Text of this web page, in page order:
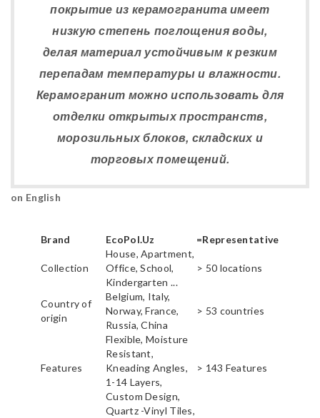
покрытие из керамогранита имеет
низкую степень поглощения воды,
делая материал устойчивым к резким
перепадам температуры и влажности.
Керамогранит можно использовать для
отделки открытых пространств,
морозильных блоков, складских и
торговых помещений.
on English
Brand EcoPol.Uz =Representative
Collection
House, Apartment,
Office, School,
Kindergarten ...
> 50 locations
Country of
origin
Belgium, Italy,
Norway, France,
Russia, China
> 53 countries
Features
Flexible, Moisture
Resistant,
Kneading Angles,
1-14 Layers,
Custom Design,
> 143 Features
Quartz -Vinyl Tiles,